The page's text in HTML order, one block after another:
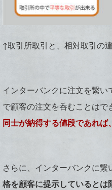
↑取引所取引と、相対取引の
インターバンクに注文を繋
で顧客の注文を呑むことは
同士が納得する値段であれ
さらに、インターバンクに
格を顧客に提示しているとは